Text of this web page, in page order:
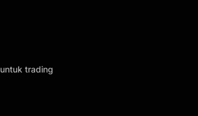
untuk trading